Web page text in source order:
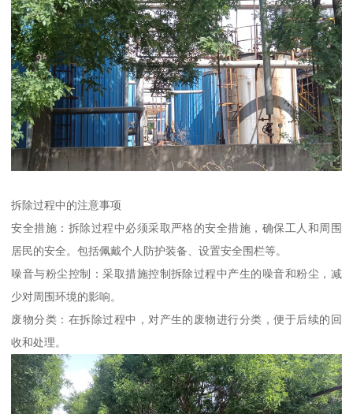
拆除过程中的注意事项
安全措施：拆除过程中必须采取严格的安全措施，确保工人和周围
居民的安全。包括佩戴个人防护装备、设置安全围栏等。
噪音与粉尘控制：采取措施控制拆除过程中产生的噪音和粉尘，减
少对周围环境的影响。
废物分类：在拆除过程中，对产生的废物进行分类，便于后续的回
收和处理。